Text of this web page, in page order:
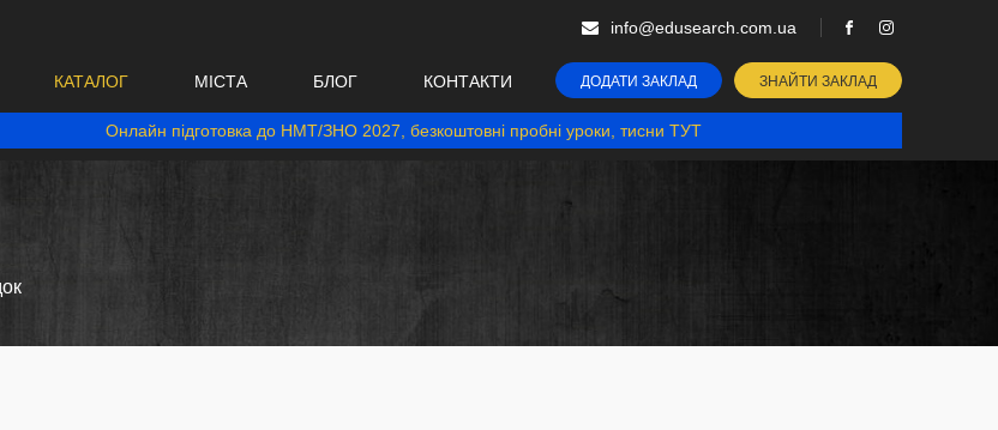
info@edusearch.com.ua
КАТАЛОГ МІСТА БЛОГ КОНТАКТИ ДОДАТИ ЗАКЛАД ЗНАЙТИ ЗАКЛАД
Онлайн підготовка до НМТ/ЗНО 2027, безкоштовні пробні уроки, тисни ТУТ